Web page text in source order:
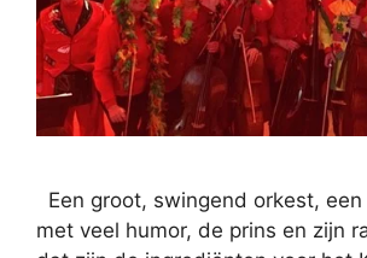
Een groot, swingend orkest,
met veel humor, de prins en zijn